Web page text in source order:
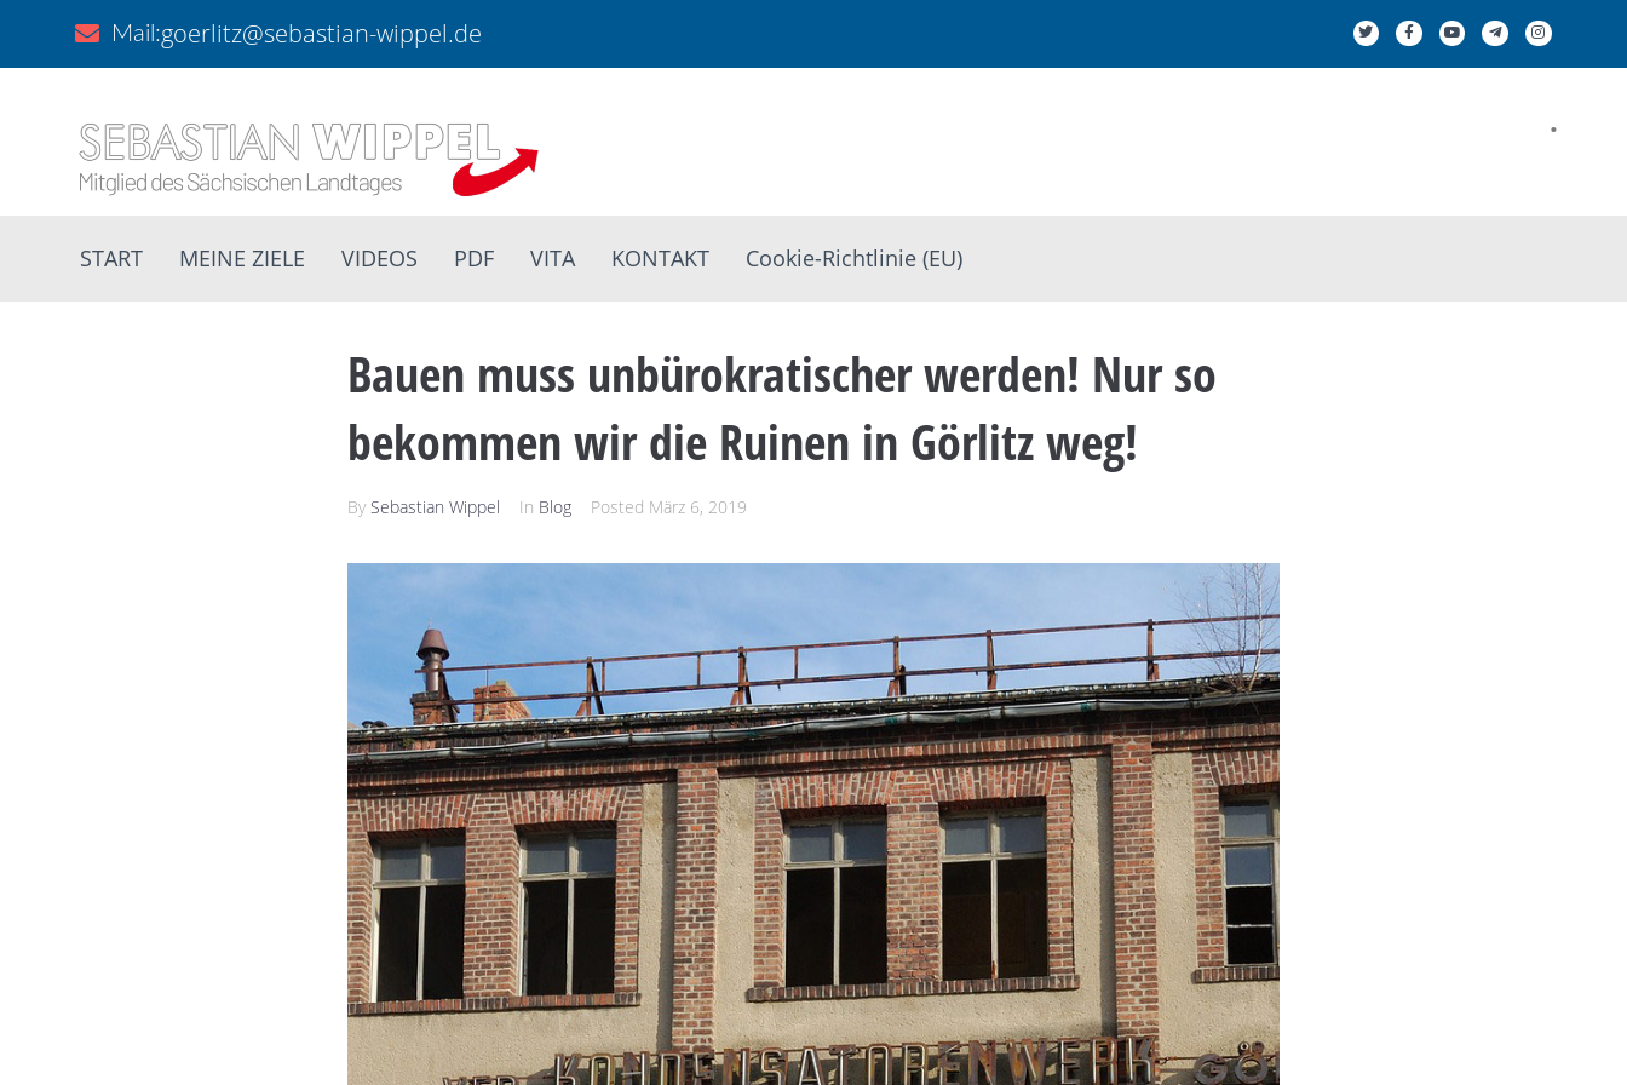
Mail:goerlitz@sebastian-wippel.de
.
START MEINE ZIELE VIDEOS PDF VITA KONTAKT Cookie-Richtlinie (EU)
Bauen muss unbürokratischer werden! Nur so
bekommen wir die Ruinen in Görlitz weg!
By Sebastian Wippel In Blog Posted März 6, 2019